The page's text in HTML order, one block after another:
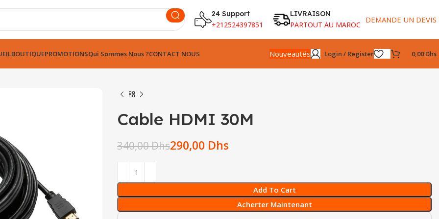
24 Support
+212524397851
LIVRAISON
PARTOUT AU MAROC DEMANDE UN DEVIS
BOUTIQUEPROMOTIONSQui Sommes Nous ?CONTACT NOUS Nouveautés Login / Register 0,00Dhs
Cable HDMI 30M
340,00Dhs290,00 Dhs
Add To Cart
Acherter Maintenant